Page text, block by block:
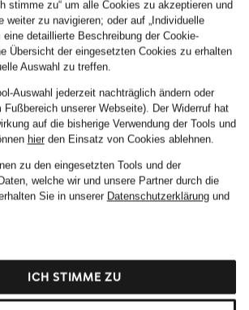
+Aktionsrabatt
MARC AUREL
T-Shirt mit
Schmucksteinen
34,99 €
Bestpreis: 89,95 €
HOBBS
70 €
stimme zu“ um alle Cookies zu akzeptieren und
weiter zu navigieren; oder auf „Individuelle
eine detaillierte Beschreibung der Cookie-
Übersicht der eingesetzten Cookies zu erhalten
Auswahl zu treffen.
Auswahl jederzeit nachträglich ändern oder
unserer Webseite). Der Widerruf hat
auf die bisherige Verwendung der Tools und
hierden Einsatz von Cookies ablehnen.
zu den eingesetzten Tools und der
welche wir und unsere Partner durch die
Sie in unserer Datenschutzerklärungund
ICH STIMME ZU